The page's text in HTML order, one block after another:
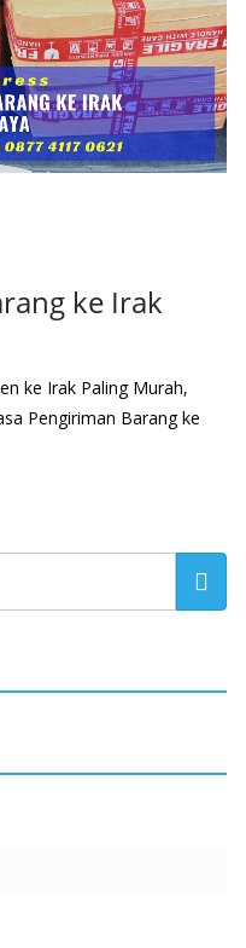
ke Irak
ke Irak Paling Murah,
Pengiriman Barang ke